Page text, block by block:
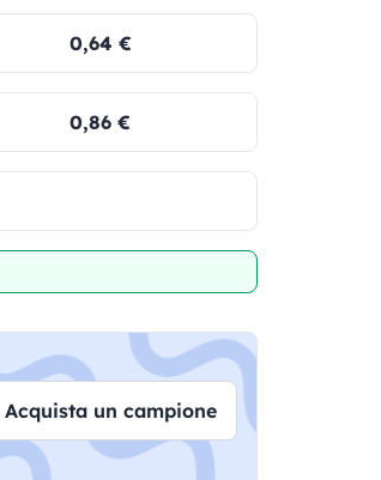
0,64 €
0,86 €
Acquista un campione